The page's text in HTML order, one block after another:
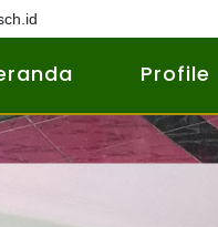
Profile